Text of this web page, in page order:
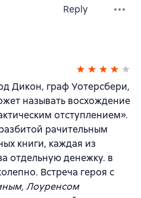
Reply
Дикон, граф Уотерсбери,
называть восхождение
отступлением».
рачительным
книги, каждая из
отдельную денежку. в
Встреча героя с
Лоуренсом